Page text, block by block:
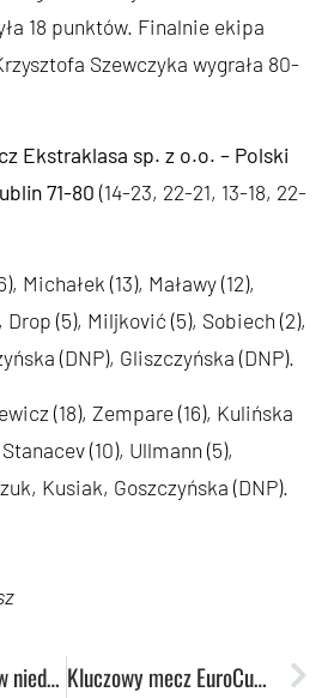
18 punktów. Finalnie ekipa
Szewczyka wygrała 80-
Ekstraklasa sp. z o.o. – Polski
71-80(14-23, 22-21, 13-18, 22-
Michałek (13), Maławy (12),
Drop (5), Miljković (5), Sobiech (2),
(DNP), Gliszczyńska (DNP).
(18), Zempare (16), Kulińska
(10), Ullmann (5),
Kusiak, Goszczyńska (DNP).
Koniec przerwy, w niedzielę koszykarki wracają do gry! Kluczowy mecz EuroCup już w środę